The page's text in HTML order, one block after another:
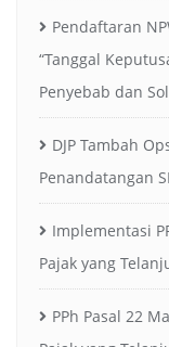
Pendaftaran
“Tanggal
Penyebab dan
DJP Tambah
Penandatangan
Implementasi
Pajak yang
PPh Pasal 22